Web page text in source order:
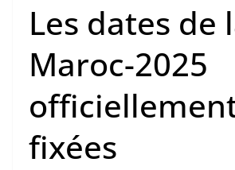
Les dates de
Maroc-2025
fixées